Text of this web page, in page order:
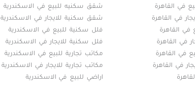
في القاهرة
في القاهرة
في القاهرة
في القاهرة
في القاهرة
في القاهرة
شقق سكنيه للبيع في الاسكندرية
شقق سكنية للايجار في الاسكندرية
فلل سكنية للبيع في الاسكندرية
فلل سكنية للايجار في الاسكندرية
مكاتب تجارية للبيع في الاسكندرية
مكاتب تجارية للايجار في الاسكندرية
اراضي للبيع في الاسكندرية